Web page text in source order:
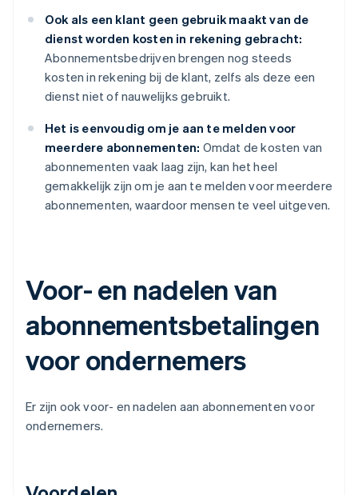
Ook als een klant geen gebruik maakt van de
dienst worden kosten in rekening gebracht:
Abonnementsbedrijven brengen nog steeds
kosten in rekening bij de klant, zelfs als deze een
dienst niet of nauwelijks gebruikt.
Het is eenvoudig om je aan te melden voor
meerdere abonnementen: Omdat de kosten van
abonnementen vaak laag zijn, kan het heel
gemakkelijk zijn om je aan te melden voor meerdere
abonnementen, waardoor mensen te veel uitgeven.
Voor- en nadelen van
abonnementsbetalingen
voor ondernemers
Er zijn ook voor- en nadelen aan abonnementen voor
ondernemers.